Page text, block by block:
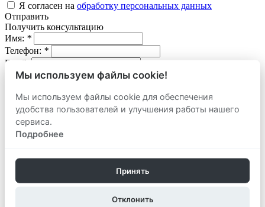
Я согласен на обработку персональных данных
Отправить
Получить консультацию
Имя: *
Телефон: *
Email:
Я согласен наобработку персональных данных
Отправить
Оставить заявку
продать
Вид объекта:
Email:
Мы используем файлы cookie!
Мы используем файлы cookie для обеспечения
удобства пользователей и улучшения работы нашего
сервиса.
Подробнее
Принять
Отклонить